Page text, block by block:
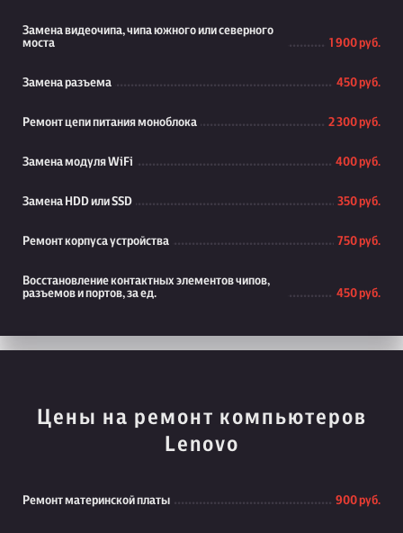
Замена видеочипа, чипа южного или северного
моста
1 900 руб.
Замена разъема 450 руб.
Ремонт цепи питания моноблока 2 300 руб.
Замена модуля WiFi 400 руб.
Замена HDD или SSD 350 руб.
Ремонт корпуса устройства 750 руб.
Восстановление контактных элементов чипов,
разъемов и портов, за ед.
450 руб.
Цены на ремонт компьютеров
Lenovo
Ремонт материнской платы 900 руб.